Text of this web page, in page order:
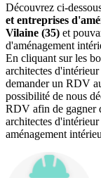
Découvrez ci-
et entreprises
Vilaine (35) et
d'aménagement
En cliquant sur les
architectes
demander un RDV
possibilité de nous
RDV afin de gagner
architectes
aménagement